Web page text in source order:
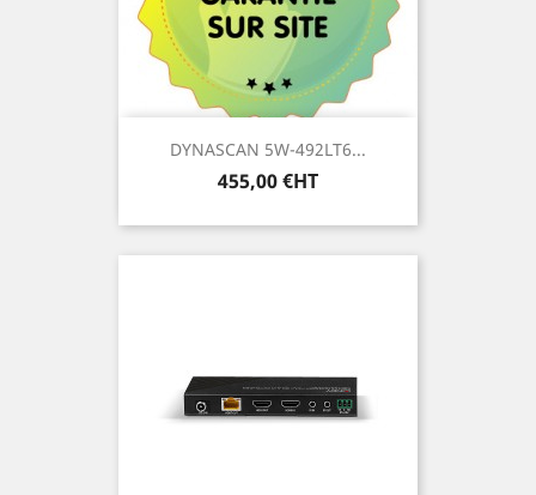
DYNASCAN 5W-492LT6...
Prix
455,00 €HT